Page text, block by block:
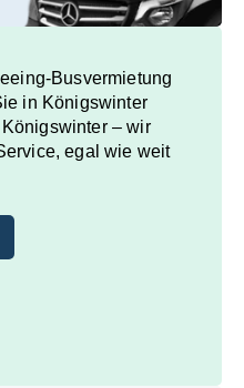
Busvermietung
in Königswinter
– wir
egal wie weit